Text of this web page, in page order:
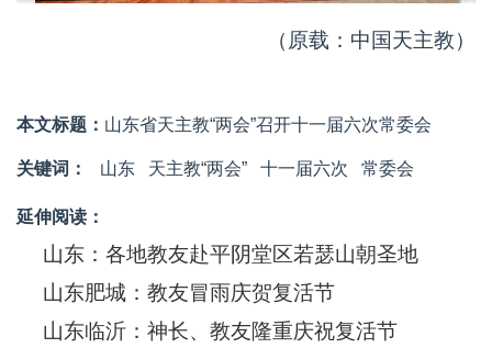
（原载：中国天主教）
本文标题： 山东省天主教“两会”召开十一届六次常委会
关键词： 山东 天主教“两会” 十一届六次 常委会
延伸阅读：
山东：各地教友赴平阴堂区若瑟山朝圣地
山东肥城：教友冒雨庆贺复活节
山东临沂：神长、教友隆重庆祝复活节